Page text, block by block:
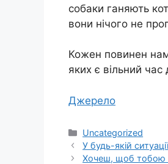
собаки ганяють
вони нічого не
Кожен повинен
яких є вільний час
Джерело
Категорії
Uncategorized
У будь-якій
Хочеш, щоб тобою